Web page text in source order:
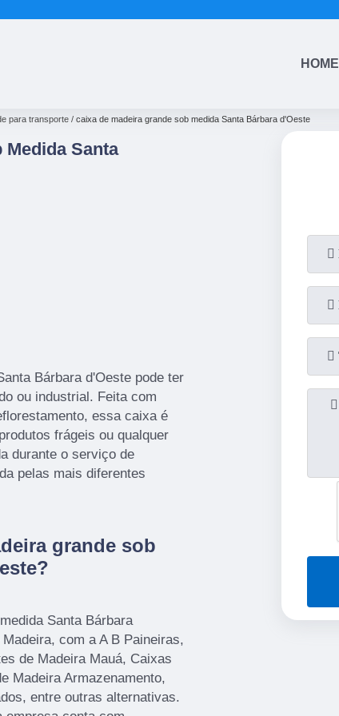
HOME
para transporte caixa de madeira grande sob medida Santa Bárbara d'Oeste
Medida Santa
Bárbara d'Oeste pode ter
ou industrial. Feita com
essa caixa é
frágeis ou qualquer
durante o serviço de
pelas mais diferentes
grande sob
Santa Bárbara
com a A B Paineiras,
de Madeira Mauá, Caixas
Madeira Armazenamento,
entre outras alternativas.